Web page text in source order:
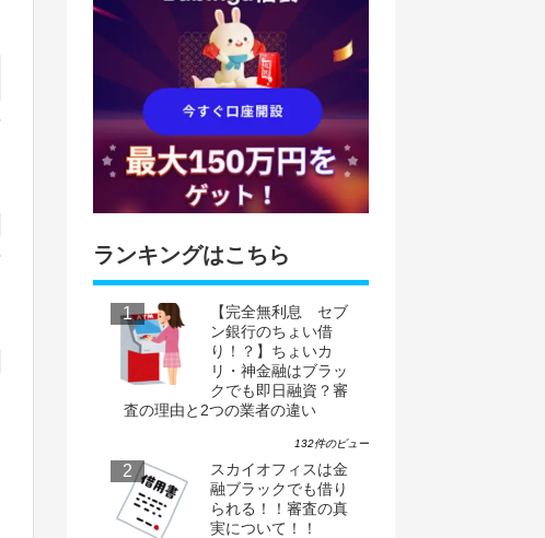
ランキングはこちら
【完全無利息 セブ
ン銀行のちょい借
り！？】ちょいカ
リ・神金融はブラッ
クでも即日融資？審
査の理由と2つの業者の違い
132件のビュー
スカイオフィスは金
融ブラックでも借り
られる！！審査の真
実について！！